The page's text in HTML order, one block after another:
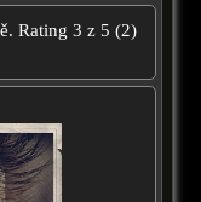
Rating 3 z 5 (2)